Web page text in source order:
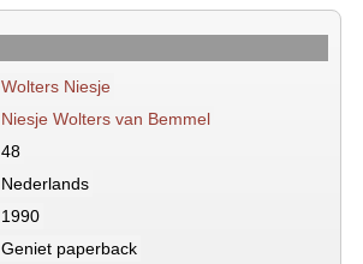
Wolters Niesje
Niesje Wolters van Bemmel
48
Nederlands
1990
Geniet paperback